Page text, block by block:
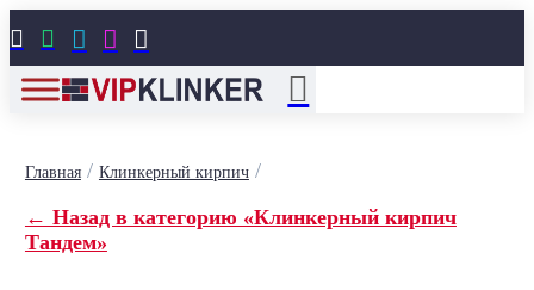
    
Главная/ Клинкерный кирпич/
← Назад в категорию «Клинкерный кирпич
Тандем»